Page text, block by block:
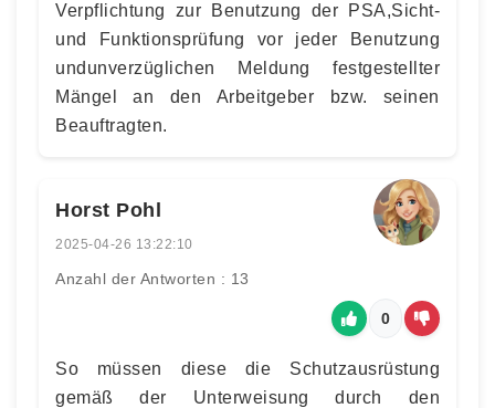
Verpflichtung zur Benutzung der PSA,Sicht-
und Funktionsprüfung vor jeder Benutzung
undunverzüglichen Meldung festgestellter
Mängel an den Arbeitgeber bzw. seinen
Beauftragten.
Horst Pohl
2025-04-26 13:22:10
Anzahl der Antworten : 13
0
So müssen diese die Schutzausrüstung
gemäß der Unterweisung durch den